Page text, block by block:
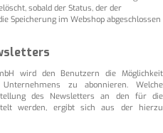
sobald der Status, der der
Speicherung im Webshop abgeschlossen
wird den Benutzern die Möglichkeit
zu abonnieren. Welche
des Newsletters an den für die
werden, ergibt sich aus der hierzu